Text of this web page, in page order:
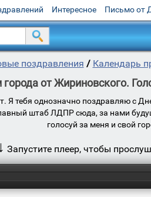
Интересное Письмо от
поздравления / Календарь
от Жириновского.
Я тебя однозначно поздравляю с
штаб ЛДПР сюда, за нами
голосуй за меня и свой
Запустите плеер, чтобы